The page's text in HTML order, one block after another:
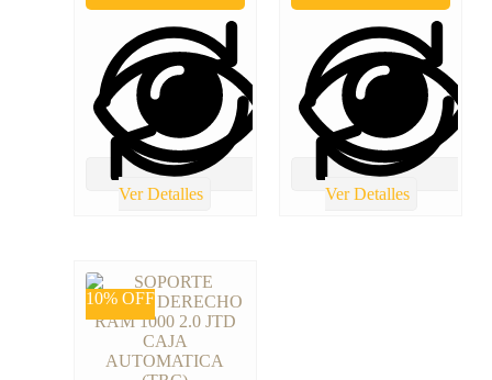
Ver Detalles Ver Detalles
10% OFF